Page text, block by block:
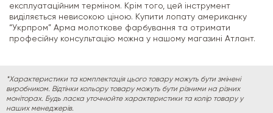
експлуатаційним терміном. Крім того, цей інструмент
виділяється невисокою ціною. Купити лопату американку
“Укрпром” Арма молоткове фарбування та отримати
професійну консультацію можна у нашому магазині Атлант.
*Характеристики та комплектація цього товару можуть бути змінені
виробником. Відтінки кольору товару можуть бути різними на різних
моніторах. Будь ласка уточнюйте характеристики та колір товару у
наших менеджерів.